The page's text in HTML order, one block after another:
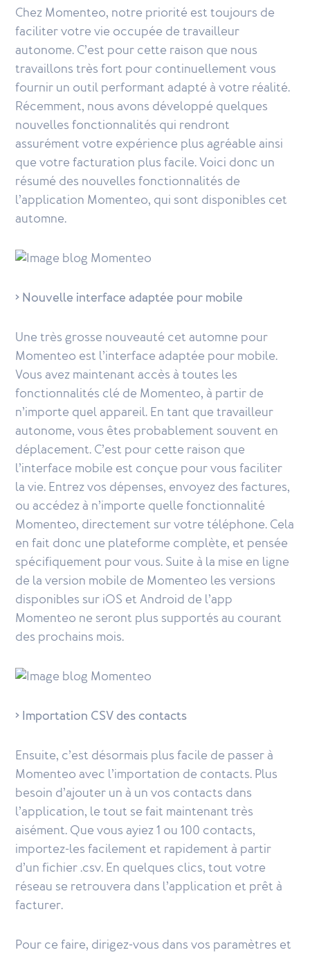
Chez Momenteo, notre priorité est toujours de
faciliter votre vie occupée de travailleur
autonome. C’est pour cette raison que nous
travaillons très fort pour continuellement vous
fournir un outil performant adapté à votre réalité.
Récemment, nous avons développé quelques
nouvelles fonctionnalités qui rendront
assurément votre expérience plus agréable ainsi
que votre facturation plus facile. Voici donc un
résumé des nouvelles fonctionnalités de
l’application Momenteo, qui sont disponibles cet
automne.
> Nouvelle interface adaptée pour mobile
Une très grosse nouveauté cet automne pour
Momenteo est l’interface adaptée pour mobile.
Vous avez maintenant accès à toutes les
fonctionnalités clé de Momenteo, à partir de
n’importe quel appareil. En tant que travailleur
autonome, vous êtes probablement souvent en
déplacement. C’est pour cette raison que
l’interface mobile est conçue pour vous faciliter
la vie. Entrez vos dépenses, envoyez des factures,
ou accédez à n’importe quelle fonctionnalité
Momenteo, directement sur votre téléphone. Cela
en fait donc une plateforme complète, et pensée
spécifiquement pour vous. Suite à la mise en ligne
de la version mobile de Momenteo les versions
disponibles sur iOS et Android de l’app
Momenteo ne seront plus supportés au courant
des prochains mois.
> Importation CSV des contacts
Ensuite, c’est désormais plus facile de passer à
Momenteo avec l’importation de contacts. Plus
besoin d’ajouter un à un vos contacts dans
l’application, le tout se fait maintenant très
aisément. Que vous ayiez 1 ou 100 contacts,
importez-les facilement et rapidement à partir
d’un fichier .csv. En quelques clics, tout votre
réseau se retrouvera dans l’application et prêt à
facturer.
Pour ce faire, dirigez-vous dans vos paramètres et